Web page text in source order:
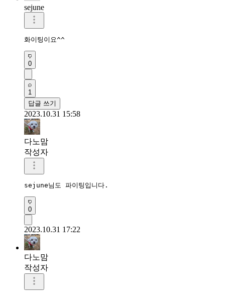
sejune
화이팅이요^^
0
1
답글 쓰기
2023.10.31 15:58
다노맘
작성자
sejune님도 파이팅입니다.
0
2023.10.31 17:22
다노맘
작성자